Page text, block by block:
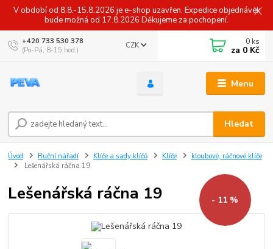
V období od 8.8.-15.8.2026 je e-shop uzavřen. Expedice objednávek
bude možná od 17.8.2026 Děkujeme za pochopení.
Menu
CZK
Hledat
+420 733 530 378
(Po-Pá, 8-15 hod.)
0 ks
za 0 Kč
Úvod Ruční nářadí Klíče a sady klíčů Klíče
kloubové, ráčnové klíče
Lešenářská ráčna 19
Lešenářská ráčna 19 - 11 %